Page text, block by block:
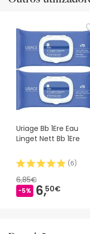
Uriage Bb 1Ere Eau
Linget Nett Bb 1Ere
(6)
6,85€
-5% 6,50€